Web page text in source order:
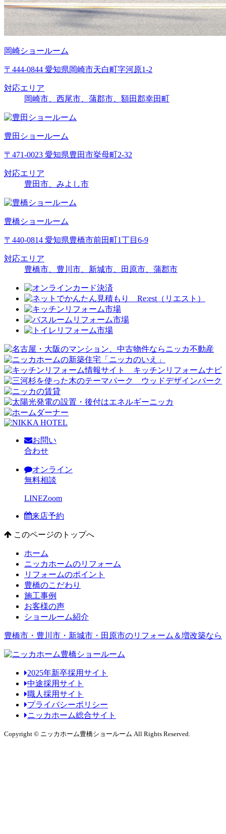
岡崎ショールーム
〒444-0844 愛知県岡崎市天白町字河原1-2
対応エリア
岡崎市、西尾市、蒲郡市、額田郡幸田町
豊田ショールーム
〒471-0023 愛知県豊田市挙母町2-32
対応エリア
豊田市、みよし市
豊橋ショールーム
〒440-0814 愛知県豊橋市前田町1丁目6-9
対応エリア
豊橋市、豊川市、新城市、田原市、蒲郡市
お問い
合わせ
オンライン
無料相談
LINEZoom
来店予約
このページのトップへ
ホーム
ニッカホームのリフォーム
リフォームのポイント
豊橋のこだわり
施工事例
お客様の声
ショールーム紹介
豊橋市・豊川市・新城市・田原市のリフォーム＆増改築なら
2025年新卒採用サイト
中途採用サイト
職人採用サイト
プライバシーポリシー
ニッカホーム総合サイト
Copyright © ニッカホーム豊橋ショールーム All Rights Reserved.